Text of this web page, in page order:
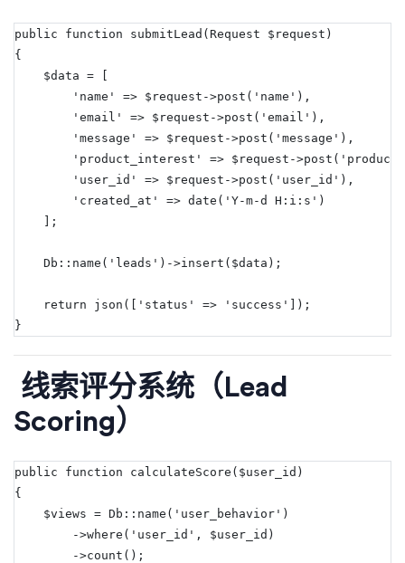
public function submitLead(Request $request)
{
$data = [
'name' => $request->post('name'),
'email' => $request->post('email'),
'message' => $request->post('message'),
'product_interest' => $request-
'user_id' => $request->post('user_id'),
'created_at' => date('Y-m-d H:i:s')
];
Db::name('leads')->insert($data);
return json(['status' => 'success']);
}
线索评分系统（Lead
Scoring）
public function calculateScore($user_id)
{
$views = Db::name('user_behavior')
->where('user_id', $user_id)
->count();